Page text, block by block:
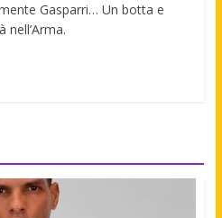
Gasparri… Un botta e
nell’Arma.